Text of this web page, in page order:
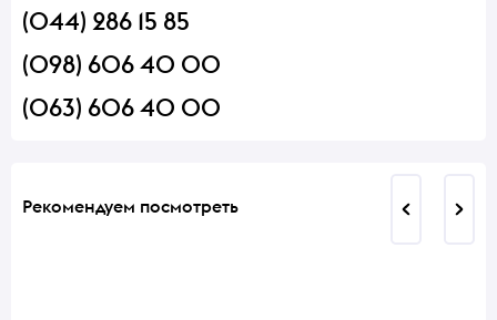
(044) 286 15 85
(098) 606 40 00
(063) 606 40 00
Рекомендуем посмотреть